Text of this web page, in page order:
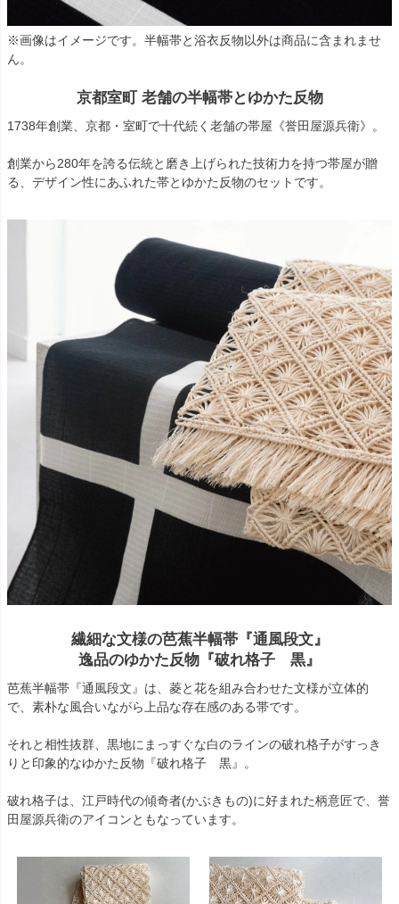
※画像はイメージです。半幅帯と浴衣反物以外は商品に含まれませ
ん。
京都室町 老舗の半幅帯とゆかた反物
1738年創業、京都・室町で十代続く老舗の帯屋《誉田屋源兵衛》。
創業から280年を誇る伝統と磨き上げられた技術力を持つ帯屋が贈
る、デザイン性にあふれた帯とゆかた反物のセットです。
繊細な文様の芭蕉半幅帯『通風段文』
逸品のゆかた反物『破れ格子 黒』
芭蕉半幅帯『通風段文』は、菱と花を組み合わせた文様が立体的
で、素朴な風合いながら上品な存在感のある帯です。
それと相性抜群、黒地にまっすぐな白のラインの破れ格子がすっき
りと印象的なゆかた反物『破れ格子 黒』。
破れ格子は、江戸時代の傾奇者(かぶきもの)に好まれた柄意匠で、誉
田屋源兵衛のアイコンともなっています。